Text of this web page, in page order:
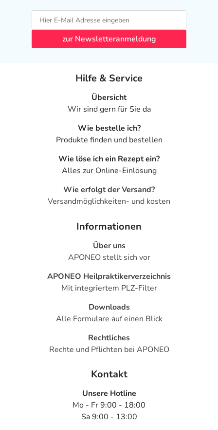
- Magen-Darm-Beschwerden, wie:
- Übelkeit
- Durchfälle
- Geschmacksstörungen
- Schluckstörungen
- Gewichtsverlust
- Benommenheit
- Schlafstörungen, wie:
- Schlaflosigkeit
- Psychosen
- Antriebssteigerung
- Bewegungsstörungen
- Störungen der unbewusssten Bewegungsabläufe mit
- Herzrhythmusstörungen
zur Newsletteranmeldung
Hilfe & Service
Übersicht
Wir sind gern für Sie da
Wie bestelle ich?
Produkte finden und bestellen
Wie löse ich ein Rezept ein?
Alles zur Online-Einlösung
Wie erfolgt der Versand?
Versandmöglichkeiten- und kosten
Informationen
Über uns
APONEO stellt sich vor
APONEO Heilpraktikerverzeichnis
Mit integriertem PLZ-Filter
Downloads
Alle Formulare auf einen Blick
Rechtliches
Rechte und Pflichten bei APONEO
Kontakt
Unsere Hotline
Mo - Fr 9:00 - 18:00
Sa 9:00 - 13:00